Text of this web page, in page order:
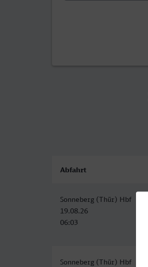
Abfahrt
Sonneberg (Thür) Hbf
19.08.26
06:03
Sonneberg (Thür) Hbf